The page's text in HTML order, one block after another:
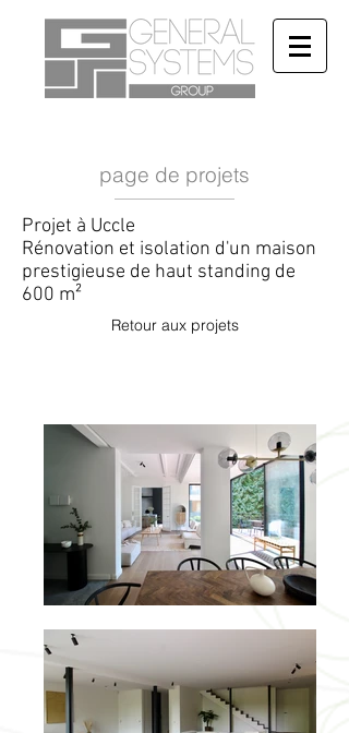
page de projets
Projet à Uccle
Rénovation et isolation d'un maison
prestigieuse de haut standing de
600 m²
Retour aux projets